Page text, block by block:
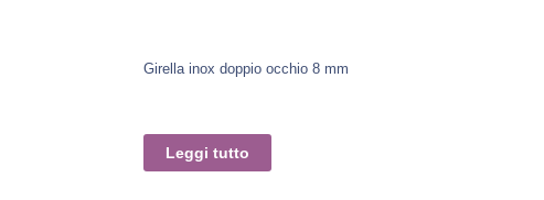
Girella inox doppio occhio 8 mm
Leggi tutto